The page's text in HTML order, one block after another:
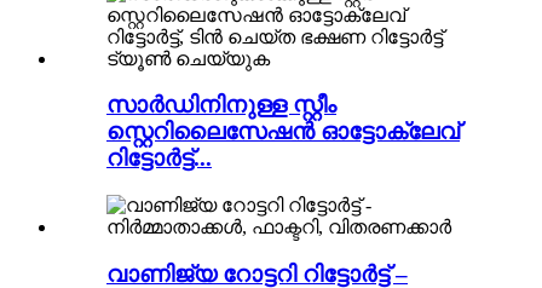
സാർഡിനിനുള്ള സ്റ്റീം
സ്റ്റെറിലൈസേഷൻ ഓട്ടോക്ലേവ്
റിട്ടോർട്ട്...
വാണിജ്യ റോട്ടറി റിട്ടോർട്ട് –